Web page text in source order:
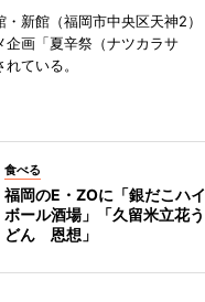
新館（福岡市中央区天神2）
企画「夏辛祭（ナツカラサ
ている。
食べる
福岡のE・ZOに「銀だこハイ
ボール酒場」「久留米立花う
どん 恩想」